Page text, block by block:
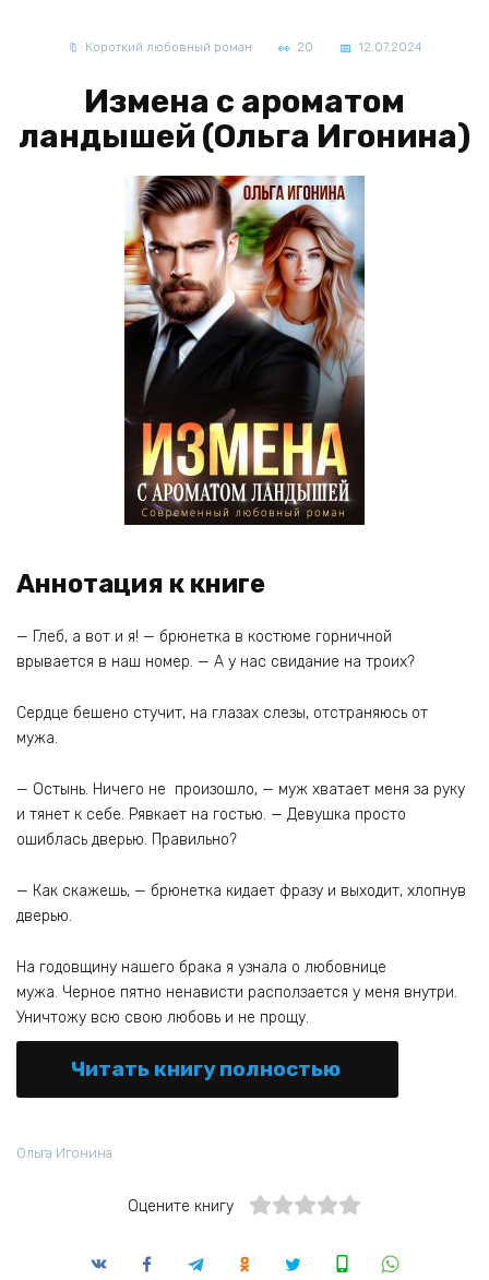
Короткий любовный роман 20 12.07.2024
Измена с ароматом
ландышей (Ольга Игонина)
Аннотация к книге
— Глеб, а вот и я! — брюнетка в костюме горничной
врывается в наш номер. — А у нас свидание на троих?
Сердце бешено стучит, на глазах слезы, отстраняюсь от
мужа.
— Остынь. Ничего не произошло, — муж хватает меня за руку
и тянет к себе. Рявкает на гостью. — Девушка просто
ошиблась дверью. Правильно?
— Как скажешь, — брюнетка кидает фразу и выходит, хлопнув
дверью.
На годовщину нашего брака я узнала о любовнице
мужа. Черное пятно ненависти расползается у меня внутри.
Уничтожу всю свою любовь и не прощу.
Читать книгу полностью
Ольга Игонина
Оцените книгу